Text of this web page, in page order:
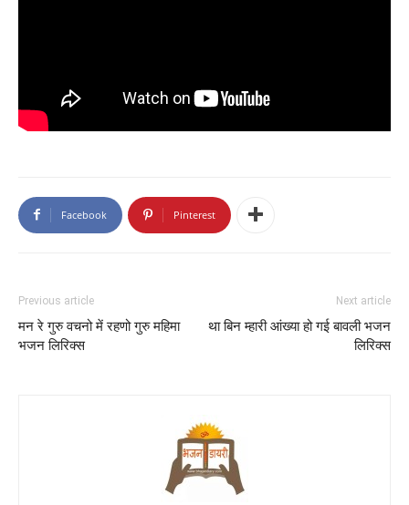
Facebook Pinterest
Previous article
मन रे गुरु वचनो में रहणो गुरु महिमा
भजन लिरिक्स
Next article
था बिन म्हारी आंख्या हो गई बावली भजन
लिरिक्स